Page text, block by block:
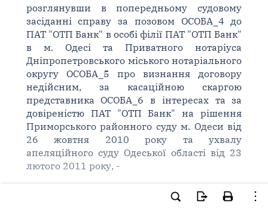
розглянувши в попередньому судовому
засіданні справу за позовом ОСОБА_4 до
ПАТ "ОТП Банк" в особі філії ПАТ "ОТП Банк"
в м. Одесі та Приватного нотаріуса
Дніпропетровського міського нотаріального
округу ОСОБА_5 про визнання договору
недійсним, за касаційною скаргою
представника ОСОБА_6 в інтересах та за
довіреністю ПАТ "ОТП Банк" на рішення
Приморського районного суду м. Одеси від
26 жовтня 2010 року та ухвалу
апеляційного суду Одеської області від 23
лютого 2011 року, -